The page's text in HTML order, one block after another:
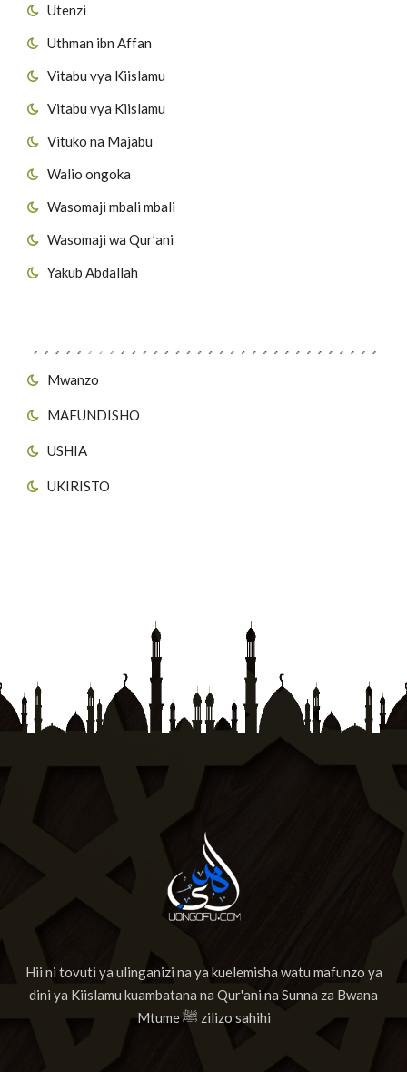
Utenzi
Uthman ibn Affan
Vitabu vya Kiislamu
Vitabu vya Kiislamu
Vituko na Majabu
Walio ongoka
Wasomaji mbali mbali
Wasomaji wa Qur’ani
Yakub Abdallah
Mwanzo
MAFUNDISHO
USHIA
UKIRISTO
Hii ni tovuti ya ulinganizi na ya kuelemisha watu mafunzo ya
dini ya Kiislamu kuambatana na Qur'ani na Sunna za Bwana
Mtume ﷺ zilizo sahihi